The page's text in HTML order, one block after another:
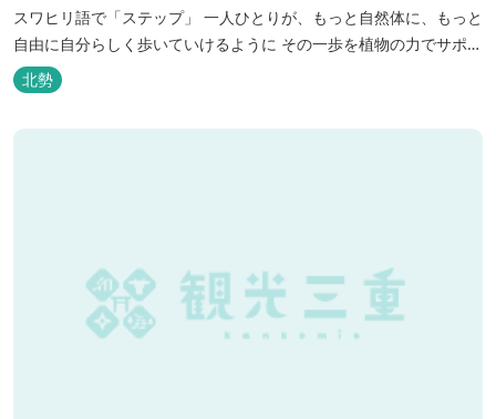
スワヒリ語で「ステップ」 一人ひとりが、もっと自然体に、もっと
自由に自分らしく歩いていけるように その一歩を植物の力でサポー
トしたいという思いから生まれたお店。 黄土スチームよもぎ蒸しや
アロマの調合、季節の養生講座、アロマ講座、腸活講座、ワークシ
北勢